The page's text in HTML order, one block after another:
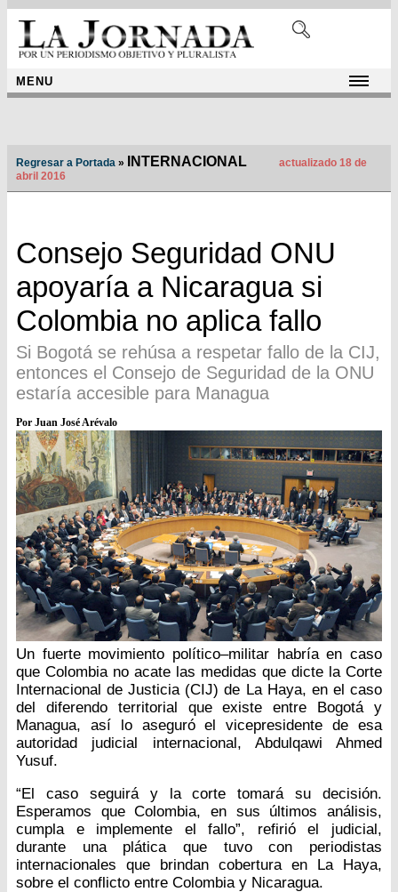
MENU
Regresar a Portada » INTERNACIONAL
actualizado 18 de
abril 2016
Consejo Seguridad ONU
apoyaría a Nicaragua si
Colombia no aplica fallo
Si Bogotá se rehúsa a respetar fallo de la CIJ,
entonces el Consejo de Seguridad de la ONU
estaría accesible para Managua
Por Juan José Arévalo
Un fuerte movimiento político–militar habría en caso
que Colombia no acate las medidas que dicte la Corte
Internacional de Justicia (CIJ) de La Haya, en el caso
del diferendo territorial que existe entre Bogotá y
Managua, así lo aseguró el vicepresidente de esa
autoridad judicial internacional, Abdulqawi Ahmed
Yusuf.
“El caso seguirá y la corte tomará su decisión.
Esperamos que Colombia, en sus últimos análisis,
cumpla e implemente el fallo”, refirió el judicial,
durante una plática que tuvo con periodistas
internacionales que brindan cobertura en La Haya,
sobre el conflicto entre Colombia y Nicaragua.